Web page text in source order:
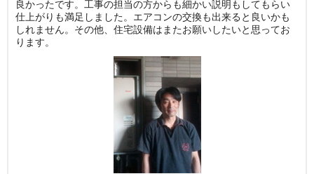
良かったです。工事の担当の方からも細かい説明もしてもらい
仕上がりも満足しました。エアコンの交換も出来ると良いかも
しれません。その他、住宅設備はまたお願いしたいと思ってお
ります。